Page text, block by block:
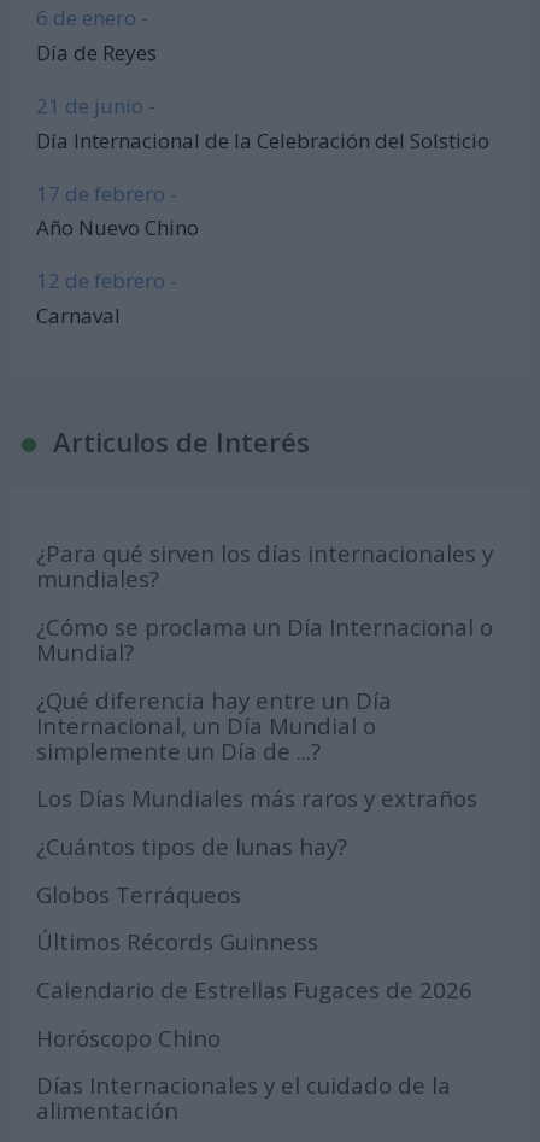
6 de enero -
Día de Reyes
21 de junio -
Día Internacional de la Celebración del Solsticio
17 de febrero -
Año Nuevo Chino
12 de febrero -
Carnaval
Articulos de Interés
¿Para qué sirven los días internacionales y
mundiales?
¿Cómo se proclama un Día Internacional o
Mundial?
¿Qué diferencia hay entre un Día
Internacional, un Día Mundial o
simplemente un Día de ...?
Los Días Mundiales más raros y extraños
¿Cuántos tipos de lunas hay?
Globos Terráqueos
Últimos Récords Guinness
Calendario de Estrellas Fugaces de 2026
Horóscopo Chino
Días Internacionales y el cuidado de la
alimentación